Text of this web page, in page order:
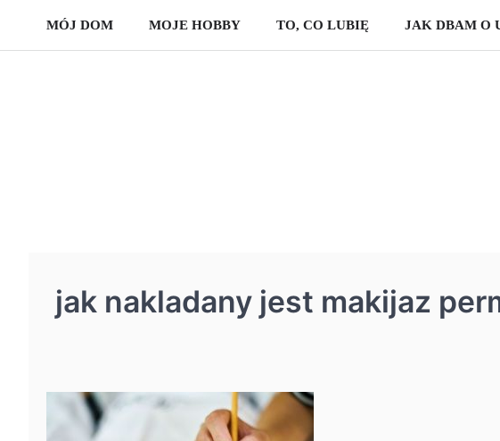
content
MÓJ DOM MOJE HOBBY TO, CO LUBIĘ JAK DBAM O
jak nakladany jest makijaz